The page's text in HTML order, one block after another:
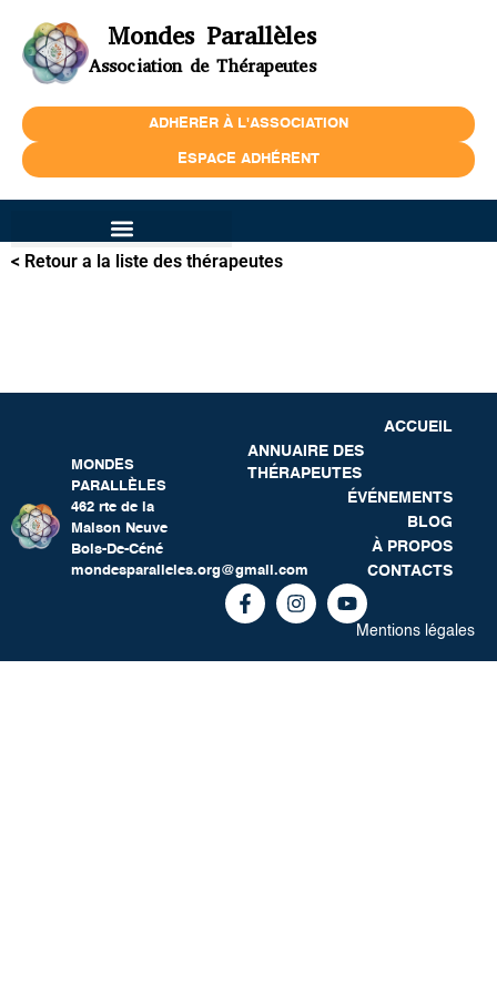
Mondes Parallèles
Association de Thérapeutes
ADHERER À L'ASSOCIATION
ESPACE ADHÉRENT
< Retour a la liste des thérapeutes
MONDES
PARALLÈLES
462 rte de la
Maison Neuve
Bois-De-Céné
mondesparalleles.org@gmail.com
ACCUEIL
ANNUAIRE DES
THÉRAPEUTES
ÉVÉNEMENTS
BLOG
À PROPOS
CONTACTS
Mentions légales